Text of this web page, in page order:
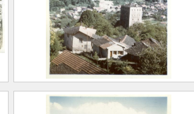
Vue d’Allevard depuis
Bramefarine. La Tour du Treuil